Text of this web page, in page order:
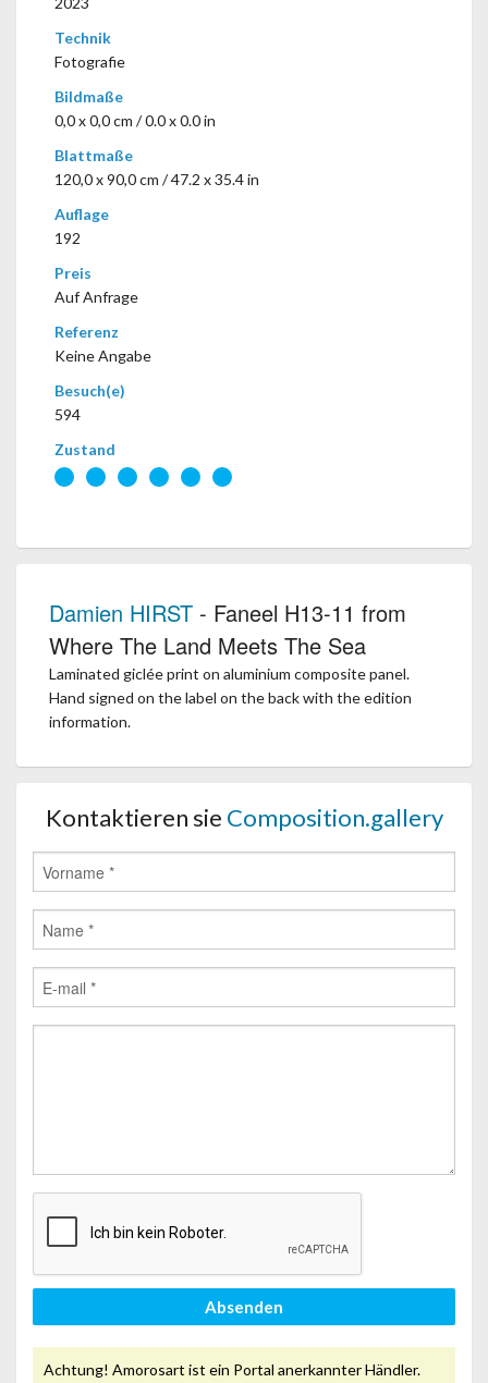
Technik
Fotografie
Bildmaße
0,0 x 0,0 cm / 0.0 x 0.0 in
Blattmaße
120,0 x 90,0 cm / 47.2 x 35.4 in
Auflage
192
Preis
Auf Anfrage
Referenz
Keine Angabe
Besuch(e)
594
Zustand
Damien HIRST - Faneel H13-11 from
Where The Land Meets The Sea
Laminated giclée print on aluminium composite panel.
Hand signed on the label on the back with the edition
information.
Kontaktieren sie Composition.gallery
Absenden
Achtung! Amorosart ist ein Portal anerkannter Händler.